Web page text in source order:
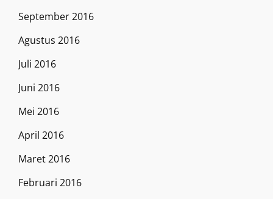
September 2016
Agustus 2016
Juli 2016
Juni 2016
Mei 2016
April 2016
Maret 2016
Februari 2016